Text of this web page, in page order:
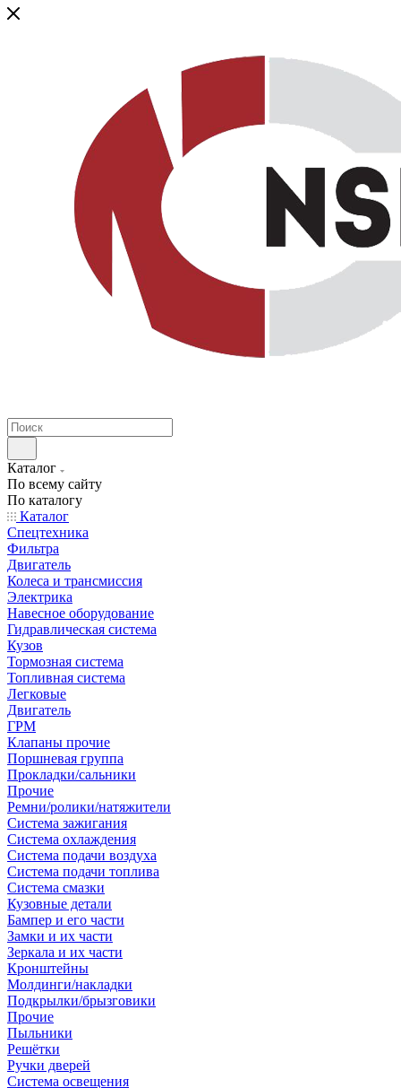
Каталог
По всему сайту
По каталогу
Каталог
Спецтехника
Фильтра
Двигатель
Колеса и трансмиссия
Электрика
Навесное оборудование
Гидравлическая система
Кузов
Тормозная система
Топливная система
Легковые
Двигатель
ГРМ
Клапаны прочие
Поршневая группа
Прокладки/сальники
Прочие
Ремни/ролики/натяжители
Система зажигания
Система охлаждения
Система подачи воздуха
Система подачи топлива
Система смазки
Кузовные детали
Бампер и его части
Замки и их части
Зеркала и их части
Кронштейны
Молдинги/накладки
Подкрылки/брызговики
Прочие
Пыльники
Решётки
Ручки дверей
Система освещения